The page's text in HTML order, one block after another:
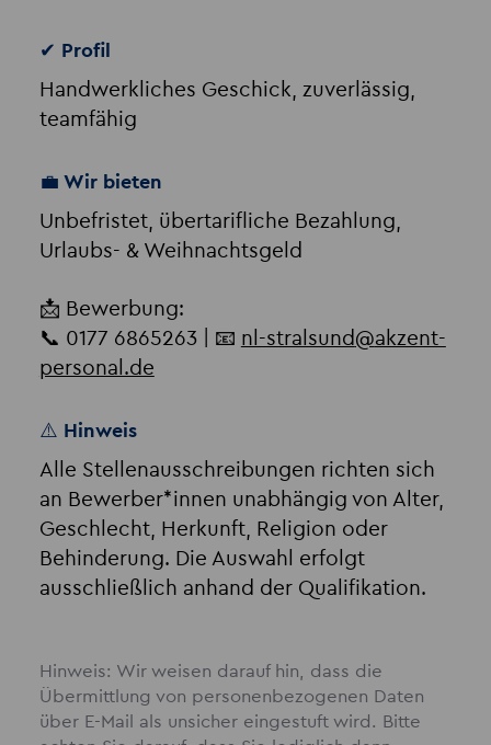
✔ Profil
Handwerkliches Geschick, zuverlässig,
teamfähig
💼 Wir bieten
Unbefristet, übertarifliche Bezahlung,
Urlaubs- & Weihnachtsgeld
📩 Bewerbung:
📞 0177 6865263 | 📧 nl-stralsund @akzent-
personal.de
⚠️ Hinweis
Alle Stellenausschreibungen richten sich
an Bewerber*innen unabhängig von Alter,
Geschlecht, Herkunft, Religion oder
Behinderung. Die Auswahl erfolgt
ausschließlich anhand der Qualifikation.
Hinweis: Wir weisen darauf hin, dass die
Übermittlung von personenbezogenen Daten
über E-Mail als unsicher eingestuft wird. Bitte